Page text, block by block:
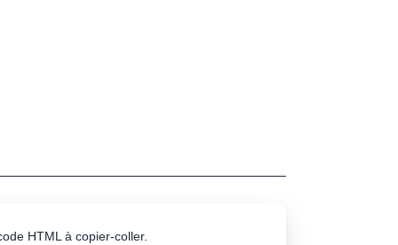
HTML à copier-coller.